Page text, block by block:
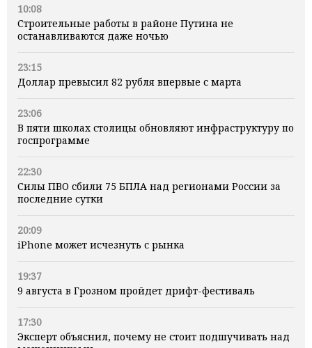
10:08
Строительные работы в районе Путина не
останавливаются даже ночью
23:15
Доллар превысил 82 рубля впервые с марта
23:06
В пяти школах столицы обновляют инфраструктуру по
госпрограмме
22:30
Силы ПВО сбили 75 БПЛА над регионами России за
последние сутки
20:09
iPhone может исчезнуть с рынка
19:37
9 августа в Грозном пройдет дрифт-фестиваль
17:30
Эксперт объяснил, почему не стоит подшучивать над